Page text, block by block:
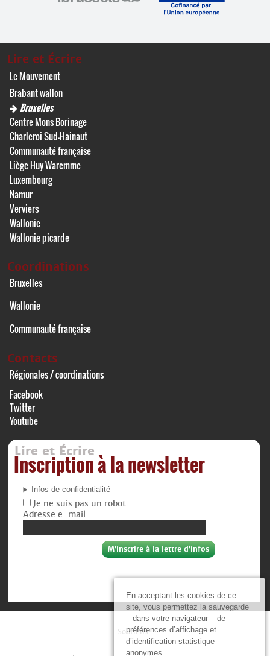
En acceptant les cookies de ce
site, vous permettez la sauvegarde
– dans votre navigateur – de
préférences d’affichage et
d’identification statistique
anonymes.
Lire et Écrire
Le Mouvement
Brabant wallon
Bruxelles
Centre Mons Borinage
Charleroi Sud-Hainaut
Communauté française
Liège Huy Waremme
Luxembourg
Namur
Verviers
Wallonie
Wallonie picarde
Coordinations
Bruxelles
Wallonie
Communauté française
Contacts
Régionales / coordinations
Facebook
Twitter
Youtube
Lire et Écrire
Inscription à la newsletter
Infos de confidentialité
Je ne suis pas un robot
Adresse e-mail
Soutiens :